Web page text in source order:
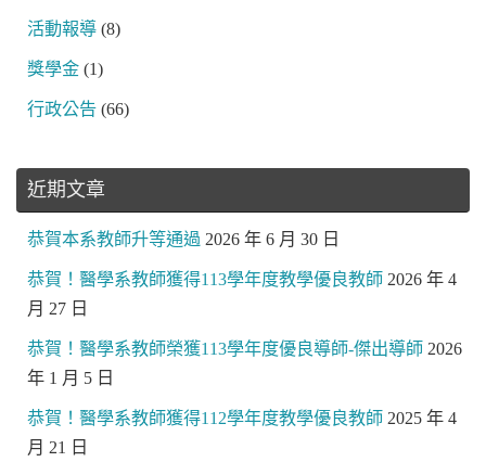
活動報導 (8)
獎學金 (1)
行政公告 (66)
近期文章
恭賀本系教師升等通過 2026 年 6 月 30 日
恭賀！醫學系教師獲得113學年度教學優良教師 2026 年 4
月 27 日
恭賀！醫學系教師榮獲113學年度優良導師-傑出導師 2026
年 1 月 5 日
恭賀！醫學系教師獲得112學年度教學優良教師 2025 年 4
月 21 日